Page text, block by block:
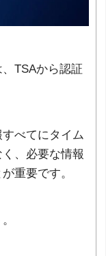
TSAから認証
べてにタイム
、必要な情報
重要です。